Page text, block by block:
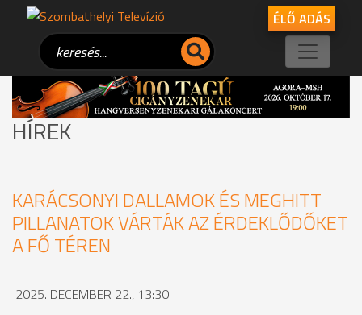
ÉLŐ ADÁS
HÍREK
KARÁCSONYI DALLAMOK ÉS MEGHITT
PILLANATOK VÁRTÁK AZ ÉRDEKLŐDŐKET
A FŐ TÉREN
2025. DECEMBER 22., 13:30